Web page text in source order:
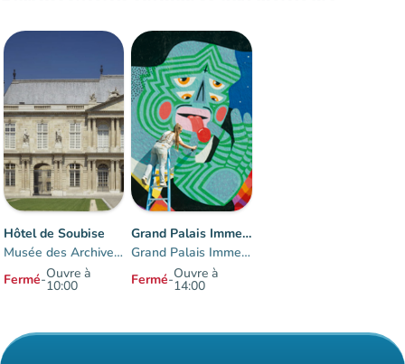
Hôtel de Soubise
Musée des Archives nationales
Fermé-Ouvre à
10:00
Grand Palais Immersif
Grand Palais Immersif
Fermé-Ouvre à
14:00